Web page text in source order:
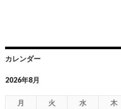
カレンダー
2026年8月
月 火 水 木